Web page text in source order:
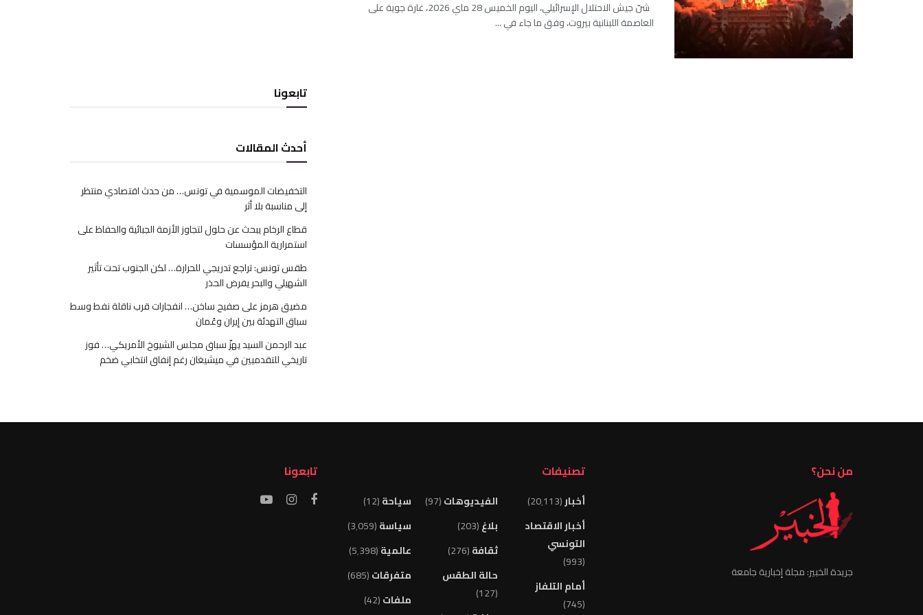
شنّ جيش الاحتلال الإسرائيلي، اليوم الخميس 28 ماي 2026، غارة جوية على
العاصمة اللبنانية بيروت، وفق ما جاء في ...
تابعونا
أحدث المقالات
التخفيضات الموسمية في تونس… من حدث اقتصادي منتظر
إلى مناسبة بلا أثر
قطاع الرخام يبحث عن حلول لتجاوز الأزمة الجبائية والحفاظ على
استمرارية المؤسسات
طقس تونس: تراجع تدريجي للحرارة… لكن الجنوب تحت تأثير
الشهيلي والبحر يفرض الحذر
مضيق هرمز على صفيح ساخن… انفجارات قرب ناقلة نفط وسط
سباق التهدئة بين إيران وعُمان
عبد الرحمن السيد يهزّ سباق مجلس الشيوخ الأمريكي… فوز
تاريخي للتقدميين في ميشيغان رغم إنفاق انتخابي ضخم
من نحن؟
جريدة الخبير: مجلة إخبارية جامعة
تصنيفات
أخبار(20٬113)
أخبار الاقتصاد
التونسي
(993)
أمام التلفاز
(745)
الفيديوهات(97)
بلاغ(203)
ثقافة(276)
حالة الطقس
(127)
سياحة(12)
سياسة(3٬059)
عالمية(5٬398)
متفرقات(685)
ملفات(42)
تابعونا